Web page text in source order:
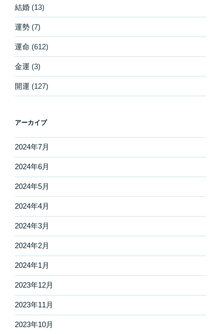
結婚 (13)
運勢 (7)
運命 (612)
金運 (3)
開運 (127)
アーカイブ
2024年7月
2024年6月
2024年5月
2024年4月
2024年3月
2024年2月
2024年1月
2023年12月
2023年11月
2023年10月